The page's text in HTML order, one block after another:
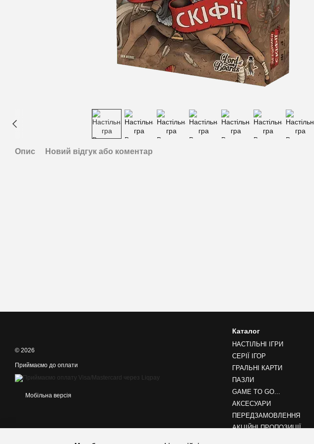
Опис Новий відгук або коментар
© 2026
Приймаємо до оплати
Мобільна версія
Каталог
НАСТІЛЬНІ ІГРИ
СЕРІЇ ІГОР
ГРАЛЬНІ КАРТИ
ПАЗЛИ
GAME TO GO...
АКСЕСУАРИ
ПЕРЕДЗАМОВЛЕННЯ
АКЦІЙНІ ПРОПОЗИЦІЇ